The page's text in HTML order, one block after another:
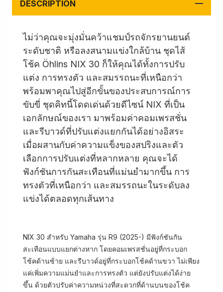
DESCRIPTION
ไม่ว่าคุณจะมุ่งมั่นคว้าแชมป์รถจักรยานยนต์
ระดับชาติ หรือลงสนามแข่งใกล้บ้าน ชุดไส้
โช้ค Öhlins NIX 30 ก็ให้คุณได้ทั้งการปรับ
แต่ง การทรงตัว และสมรรถนะที่เหนือกว่า
พร้อมพาคุณไปสู่อีกขั้นของประสบการณ์การ
ขับขี่ ชุดคิทนี้โดดเด่นด้วยดีไซน์ NIX ที่เป็น
เอกลักษณ์ของเรา มาพร้อมค่าคอมเพรสชั่น
และรีบาวด์ที่ปรับแต่งแยกกันได้อย่างอิสระ
เมื่อผสานกับค่าความแข็งของสปริงและตัว
เลือกการปรับแต่งที่หลากหลาย คุณจะได้
ฟังก์ชันการกันสะเทือนที่แม่นยำมากขึ้น การ
ทรงตัวที่เหนือกว่า และสมรรถนะในระดับลง
แข่งได้ตลอดทุกเส้นทาง
NIX 30 สำหรับ Yamaha รุ่น R9 (2025-) มีฟังก์ชันกัน
สะเทือนแบบแยกต่างหาก โดยคอมเพรสชั่นอยู่ที่กระบอก
โช้คด้านซ้าย และรีบาวด์อยู่ที่กระบอกโช้คด้านขวา ไม่เพียง
แค่เพิ่มความแม่นยำและการทรงตัว แต่ยังปรับแต่งได้ง่าย
ขึ้น ด้วยตัวปรับค่าความหน่วงที่สะดวกที่ด้านบนของโช้ค